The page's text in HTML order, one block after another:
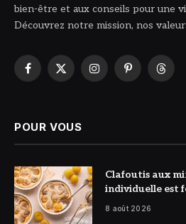
bien-être et aux conseils pour une
Découvrez notre mission, nos
Facebook
X
InstagramPinterest
POUR VOUS
© DR
Clafoutis aux
individuelle est
8 août 2026